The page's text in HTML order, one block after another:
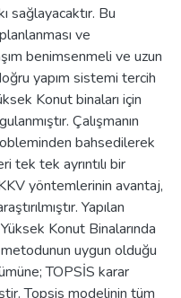
sağlayacaktır. Bu
ve
benimsenmeli ve uzun
yapım sistemi tercih
Konut binaları için
Çalışmanın
bahsedilerek
tek tek ayrıntılı bir
yöntemlerinin avantaj,
Yapılan
Konut Binalarında
uygun olduğu
TOPSİS karar
Topsis modelinin tüm